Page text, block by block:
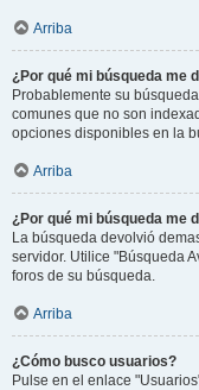
Arriba
¿Por qué mi búsqueda me
Probablemente su
comunes que no son
opciones disponibles en la
Arriba
¿Por qué mi búsqueda me
La búsqueda devolvió
servidor. Utilice "Búsqueda
foros de su búsqueda.
Arriba
¿Cómo busco usuarios?
Pulse en el enlace